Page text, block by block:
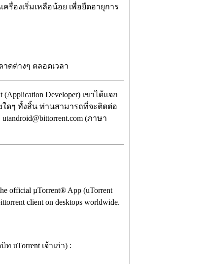
รื่องเริ่มเหลือน้อย เพื่อยืดอายุการ
ดต่างๆ ตลอดเวลา
Developer) เขาได้แจก
ใดๆ ทั้งสิ้น ท่านสามารถที่จะติดต่อ
(ภาษา
official µTorrent® App (uTorrent
client on desktops worldwide.